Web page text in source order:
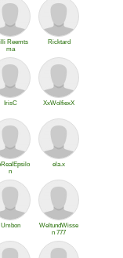
Reemts
ma
Ricktard
IrisC XxWolfiexX
n
ela.x
Umbon
WeltundWisse
n 777